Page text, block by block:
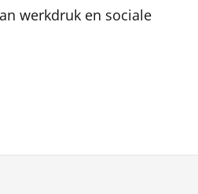
werkdruk en sociale